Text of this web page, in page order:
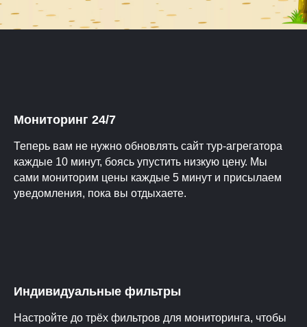
Мониторинг 24/7
Теперь вам не нужно обновлять сайт тур-агрегатора
каждые 10 минут, боясь упустить низкую цену. Мы
сами мониторим цены каждые 5 минут и присылаем
уведомления, пока вы отдыхаете.
Индивидуальные фильтры
Настройте до трёх фильтров для мониторинга, чтобы